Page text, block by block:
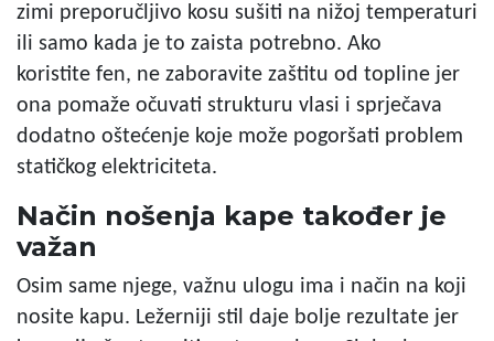
zimi preporučljivo kosu sušiti na nižoj temperaturi
ili samo kada je to zaista potrebno. Ako
koristite fen, ne zaboravite zaštitu od topline jer
ona pomaže očuvati strukturu vlasi i sprječava
dodatno oštećenje koje može pogoršati problem
statičkog elektriciteta.
Način nošenja kape također je
važan
Osim same njege, važnu ulogu ima i način na koji
nosite kapu. Ležerniji stil daje bolje rezultate jer